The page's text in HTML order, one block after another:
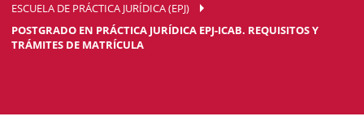
ESCUELA DE PRÁCTICA JURÍDICA (EPJ)
POSTGRADO EN PRÁCTICA JURÍDICA EPJ-ICAB. REQUISITOS Y
TRÁMITES DE MATRÍCULA